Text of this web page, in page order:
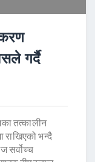
गर्दै
तत्कालीन
राखिएको भन्दै
सर्वोच्च